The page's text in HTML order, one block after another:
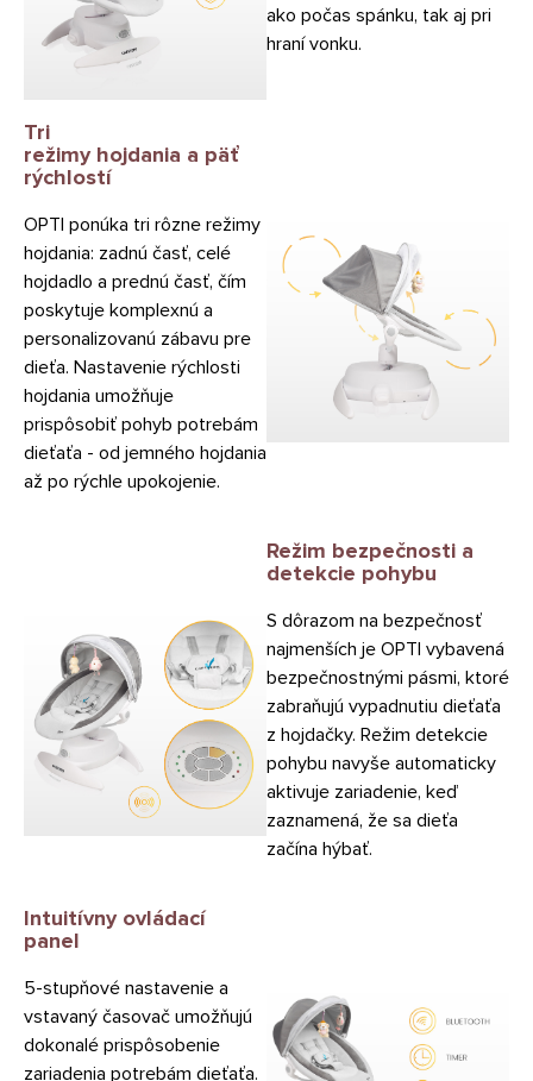
ako počas spánku, tak aj pri
hraní vonku.
Tri
režimy hojdania a päť
rýchlostí
OPTI ponúka tri rôzne režimy
hojdania: zadnú časť, celé
hojdadlo a prednú časť, čím
poskytuje komplexnú a
personalizovanú zábavu pre
dieťa. Nastavenie rýchlosti
hojdania umožňuje
prispôsobiť pohyb potrebám
dieťaťa - od jemného hojdania
až po rýchle upokojenie.
Režim bezpečnosti a
detekcie pohybu
S dôrazom na bezpečnosť
najmenších je OPTI vybavená
bezpečnostnými pásmi, ktoré
zabraňujú vypadnutiu dieťaťa
z hojdačky. Režim detekcie
pohybu navyše automaticky
aktivuje zariadenie, keď
zaznamená, že sa dieťa
začína hýbať.
Intuitívny ovládací
panel
5-stupňové nastavenie a
vstavaný časovač umožňujú
dokonalé prispôsobenie
zariadenia potrebám dieťaťa.